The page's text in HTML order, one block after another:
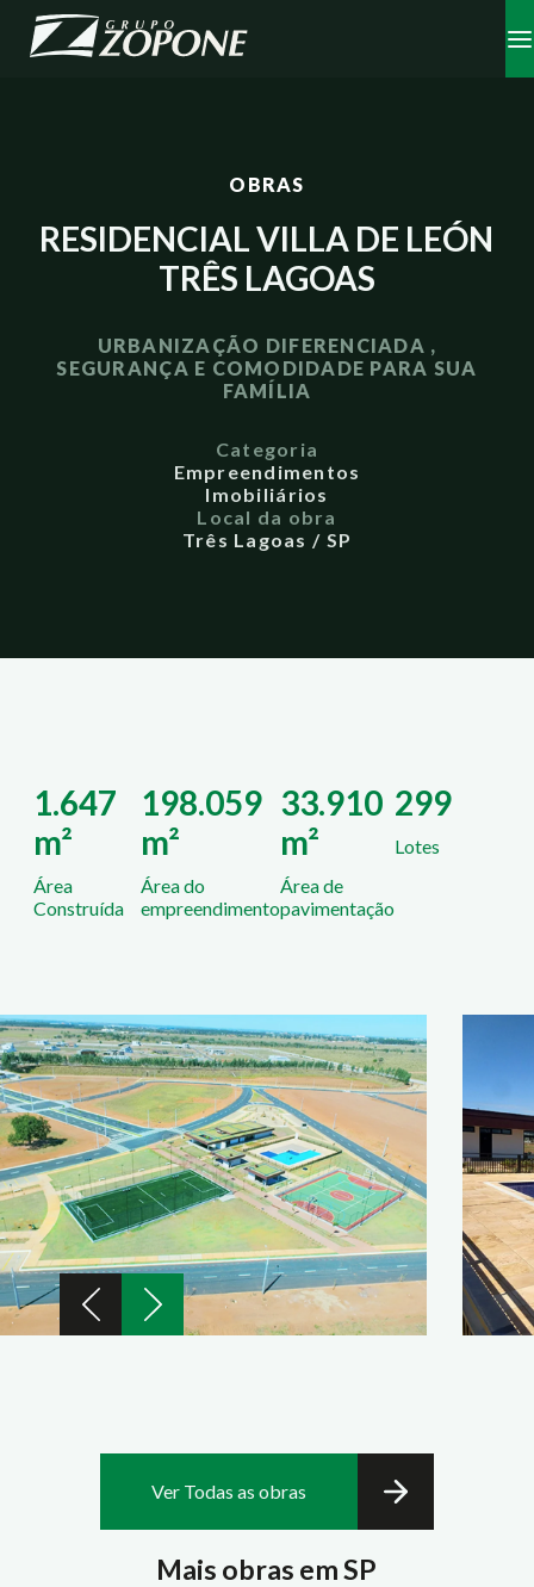
OBRAS
RESIDENCIAL VILLA DE LEÓN
TRÊS LAGOAS
URBANIZAÇÃO DIFERENCIADA ,
SEGURANÇA E COMODIDADE PARA SUA
FAMÍLIA
Categoria
Empreendimentos
Imobiliários
Local da obra
Três Lagoas / SP
1.647
m²
Área
Construída
198.059
m²
Área do
empreendimento
33.910
m²
Área de
pavimentação
299
Lotes
Mais obras em SP
Ver Todas as obras